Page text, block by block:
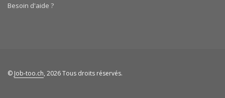
Besoin d'aide ?
© Job-too.ch, 2026 Tous droits réservés.